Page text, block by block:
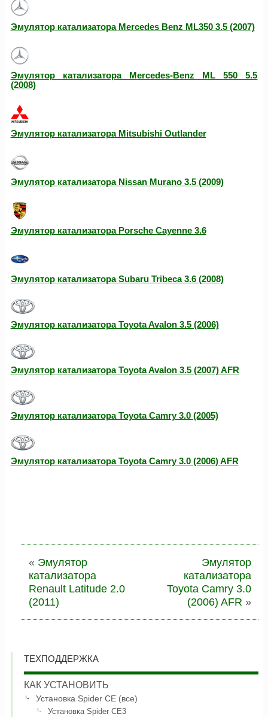
Эмулятор катализатора Mercedes Benz ML350 3.5 (2007)
Эмулятор катализатора Mercedes-Benz ML 550 5.5
(2008)
Эмулятор катализатора Mitsubishi Outlander
Эмулятор катализатора Nissan Murano 3.5 (2009)
Эмулятор катализатора Porsche Cayenne 3.6
Эмулятор катализатора Subaru Tribeca 3.6 (2008)
Эмулятор катализатора Toyota Avalon 3.5 (2006)
Эмулятор катализатора Toyota Avalon 3.5 (2007) AFR
Эмулятор катализатора Toyota Camry 3.0 (2005)
Эмулятор катализатора Toyota Camry 3.0 (2006) AFR
« Эмулятор
катализатора
Renault Latitude 2.0
(2011)
Эмулятор
катализатора
Toyota Camry 3.0
(2006) AFR »
ТЕХПОДДЕРЖКА
КАК УСТАНОВИТЬ
Установка Spider CE (все)
Установка Spider CE3